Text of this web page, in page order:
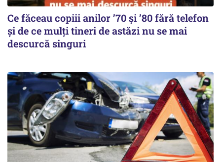
Ce făceau copiii anilor ’70 și ’80 fără telefon
și de ce mulți tineri de astăzi nu se mai
descurcă singuri